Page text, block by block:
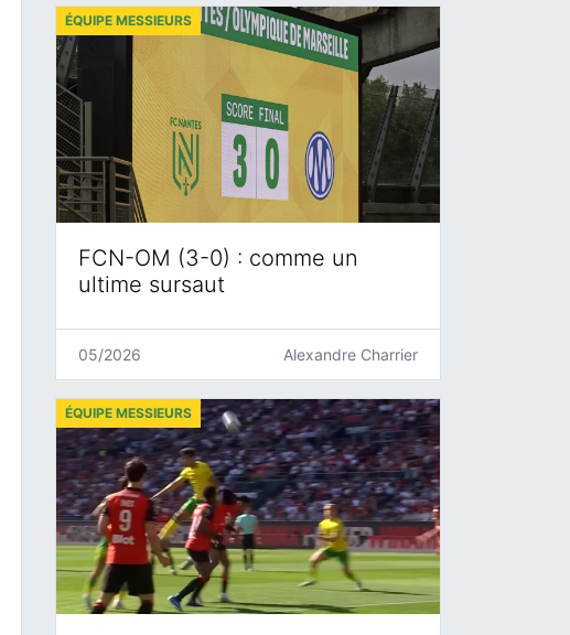
FCN-OM (3-0) : comme un
ultime sursaut
ÉQUIPE MESSIEURS
05/2026 Alexandre Charrier
ÉQUIPE MESSIEURS